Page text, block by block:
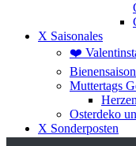
X Saisonales
❤️
Muttertags
Herzen
Osterdeko
X Sonderposten